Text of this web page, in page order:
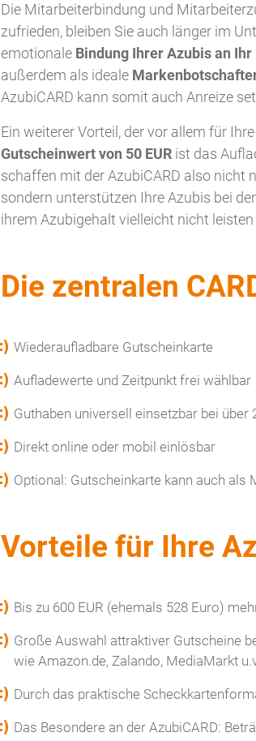
Die Mitarbeiterbindung und
zufrieden, bleiben Sie auch länger im
emotionale Bindung Ihrer Azubis an
außerdem als ideale
AzubiCARD kann somit auch Anreize
Ein weiterer Vorteil, der vor allem für
Gutscheinwert von 50 EUR ist das
schaffen mit der AzubiCARD also nicht
sondern unterstützen Ihre Azubis bei
ihrem Azubigehalt vielleicht nicht
Die zentralen
Wiederaufladbare Gutscheinkarte
Aufladewerte und Zeitpunkt frei wählbar
Guthaben universell einsetzbar bei über
Direkt online oder mobil einlösbar
Optional: Gutscheinkarte kann auch
Vorteile für Ihre
Bis zu 600 EUR (ehemals 528 Euro)
Große Auswahl attraktiver Gutscheine
wie Amazon.de, Zalando, MediaMarkt
Durch das praktische
Das Besondere an der AzubiCARD: